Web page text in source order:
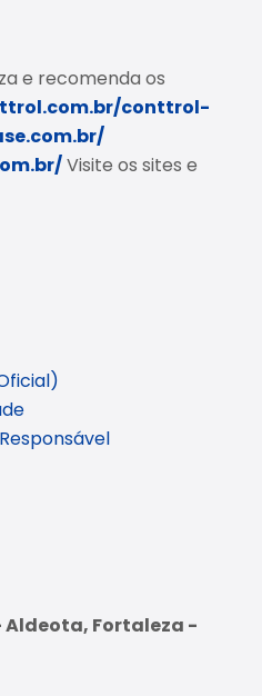
e recomenda os
conttrol-
Visite os sites e
Aldeota, Fortaleza -